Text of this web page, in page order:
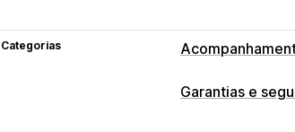
Categorias
Garantias e